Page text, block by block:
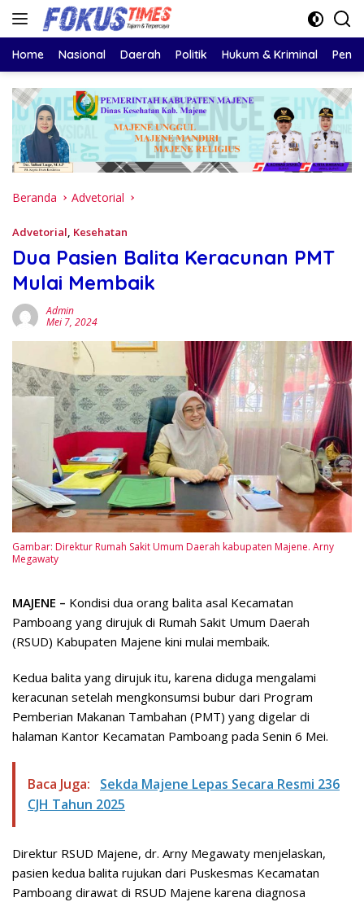
Langsung
Home Nasional Daerah Politik Hukum & Kriminal
Beranda Advetorial
Advetorial, Kesehatan
Dua Pasien Balita Keracunan PMT
Mulai Membaik
Admin
Mei 7, 2024
Gambar: Direktur Rumah Sakit Umum Daerah kabupaten Majene. Arny
Megawaty
MAJENE – Kondisi dua orang balita asal Kecamatan
Pamboang yang dirujuk di Rumah Sakit Umum Daerah
(RSUD) Kabupaten Majene kini mulai membaik.
Kedua balita yang dirujuk itu, karena diduga mengalami
keracunan setelah mengkonsumsi bubur dari Program
Pemberian Makanan Tambahan (PMT) yang digelar di
halaman Kantor Kecamatan Pamboang pada Senin 6 Mei.
Baca Juga:
Sekda Majene Lepas Secara Resmi 236
CJH Tahun 2025
Direktur RSUD Majene, dr. Arny Megawaty menjelaskan,
pasien kedua balita rujukan dari Puskesmas Kecamatan
Pamboang dirawat di RSUD Majene karena diagnosa